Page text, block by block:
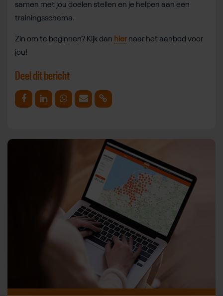
samen met jou doelen stellen en je helpen aan een
trainingsschema.
Zin om te beginnen? Kijk dan hiernaar het aanbod voor
jou!
Deel dit bericht
Deel op Facebook
Deel op LinkedinDeel op Whatsapp
Mail link Kopieer link